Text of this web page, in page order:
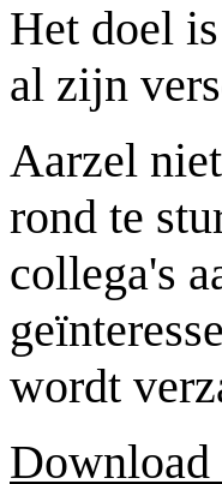
Het doel
al zijn
Aarzel
rond te
collega's
wordt
Download